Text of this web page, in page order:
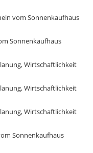
vom Sonnenkaufhaus
Sonnenkaufhaus
Wirtschaftlichkeit
Wirtschaftlichkeit
Wirtschaftlichkeit
Sonnenkaufhaus